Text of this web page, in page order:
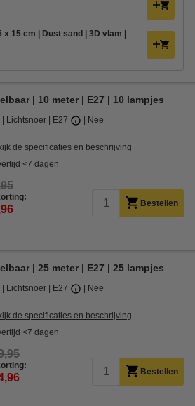
15 cm | Dust sand | 3D vlam |
| 10 meter | E27 | 10 lampjes
Lichtsnoer E27 Nee
de specificaties en beschrijving
<7 dagen
Bestellen
| 25 meter | E27 | 25 lampjes
Lichtsnoer E27 Nee
de specificaties en beschrijving
<7 dagen
Bestellen